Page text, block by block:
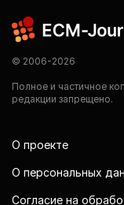
© 2006-2026
Полное и частичное
редакции запрещено.
О проекте
О персональных
Согласие на